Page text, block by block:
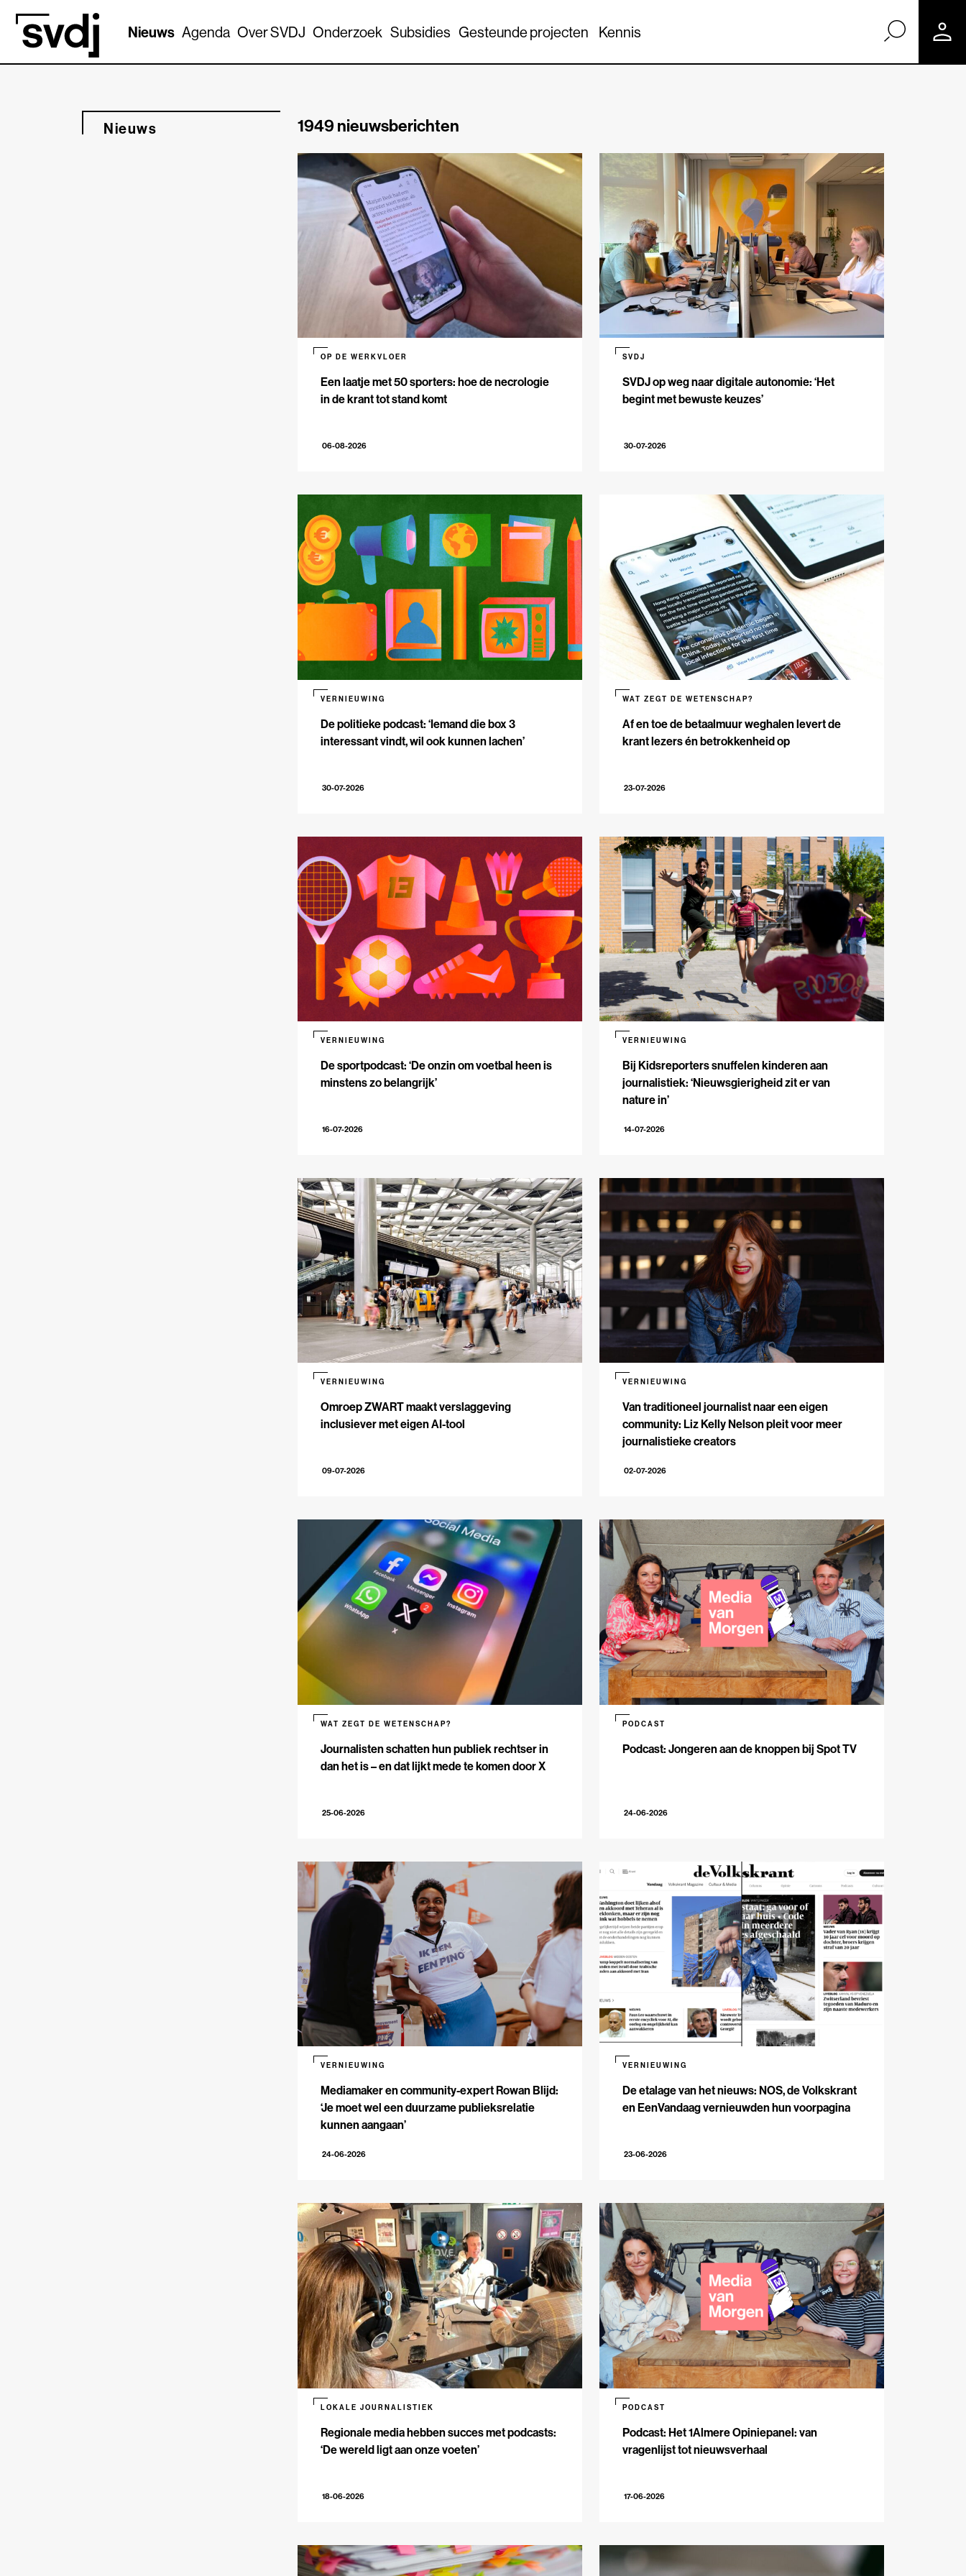
Naar hoofdinhoud
Nieuws Agenda Over SVDJ Onderzoek Subsidies Gesteunde projecten Kennis
Nieuws 1949 nieuwsberichten
Een laatje met 50 sporters: hoe de necrologie
in de krant tot stand komt
OP DE WERKVLOER
06-08-2026
SVDJ op weg naar digitale autonomie: ‘Het
begint met bewuste keuzes’
SVDJ
30-07-2026
De politieke podcast: ‘Iemand die box 3
interessant vindt, wil ook kunnen lachen’
VERNIEUWING
30-07-2026
Af en toe de betaalmuur weghalen levert de
krant lezers én betrokkenheid op
WAT ZEGT DE WETENSCHAP?
23-07-2026
De sportpodcast: ‘De onzin om voetbal heen is
minstens zo belangrijk’
VERNIEUWING
16-07-2026
Bij Kidsreporters snuffelen kinderen aan
journalistiek: ‘Nieuwsgierigheid zit er van
nature in’
VERNIEUWING
14-07-2026
Omroep ZWART maakt verslaggeving
inclusiever met eigen AI-tool
VERNIEUWING
09-07-2026
Van traditioneel journalist naar een eigen
community: Liz Kelly Nelson pleit voor meer
journalistieke creators
VERNIEUWING
02-07-2026
Journalisten schatten hun publiek rechtser in
dan het is – en dat lijkt mede te komen door X
WAT ZEGT DE WETENSCHAP?
25-06-2026
Podcast: Jongeren aan de knoppen bij Spot TV
PODCAST
24-06-2026
Mediamaker en community-expert Rowan Blijd:
‘Je moet wel een duurzame publieksrelatie
kunnen aangaan’
VERNIEUWING
24-06-2026
De etalage van het nieuws: NOS, de Volkskrant
en EenVandaag vernieuwden hun voorpagina
VERNIEUWING
23-06-2026
Regionale media hebben succes met podcasts:
‘De wereld ligt aan onze voeten’
LOKALE JOURNALISTIEK
18-06-2026
Podcast: Het 1Almere Opiniepanel: van
vragenlijst tot nieuwsverhaal
PODCAST
17-06-2026